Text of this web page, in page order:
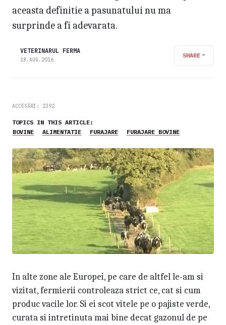
aceasta definitie a pasunatului nu ma
surprinde a fi adevarata.
VETERINARUL FERMA
18.AUG.2016
SHARE
ACCESĂRI: 2392
TOPICS IN THIS ARTICLE:
BOVINE
ALIMENTATIE FURAJARE FURAJARE BOVINE
In alte zone ale Europei, pe care de altfel le-am si
vizitat, fermierii controleaza strict ce, cat si cum
produc vacile lor. Si ei scot vitele pe o pajiste verde,
curata si intretinuta mai bine decat gazonul de pe